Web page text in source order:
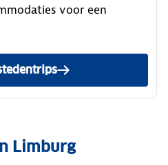
voor een
Limburg